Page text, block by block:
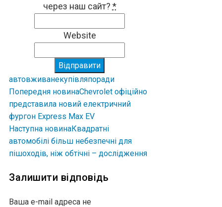
через наш сайт? *
Website
Відправити
автовживанекупівляпоради
Попередня новинаChevrolet офіційно
представила новий електричний
фургон Express Max EV
Наступна новинаКвадратні
автомобілі більш небезпечні для
пішоходів, ніж обтічні – дослідження
Залишити відповідь
Ваша e-mail адреса не